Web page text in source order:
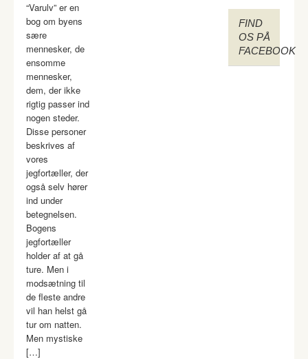
“Varulv” er en
bog om byens
sære
mennesker, de
ensomme
mennesker,
dem, der ikke
rigtig passer ind
nogen steder.
Disse personer
beskrives af
vores
jegfortæller, der
også selv hører
ind under
betegnelsen.
Bogens
jegfortæller
holder af at gå
ture. Men i
modsætning til
de fleste andre
vil han helst gå
tur om natten.
Men mystiske
[…]
FIND
OS PÅ
FACEBOOK